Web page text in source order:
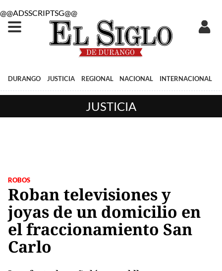
@@ADSSCRIPTSG@@
DURANGO JUSTICIA REGIONAL NACIONAL INTERNACIONAL
JUSTICIA
ROBOS
Roban televisiones y
joyas de un domicilio en
el fraccionamiento San
Carlo